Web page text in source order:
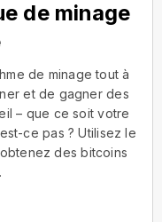
de minage
de minage tout à
et de gagner des
– que ce soit votre
ce pas ? Utilisez le
des bitcoins